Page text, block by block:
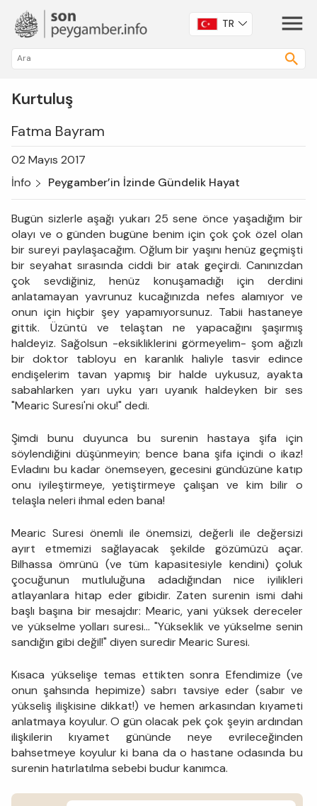
TR
Kurtuluş
Fatma Bayram
02 Mayıs 2017
İnfo
Peygamber’in İzinde Gündelik Hayat
Bugün sizlerle aşağı yukarı 25 sene önce yaşadığım bir
olayı ve o günden bugüne benim için çok çok özel olan
bir sureyi paylaşacağım. Oğlum bir yaşını henüz geçmişti
bir seyahat sırasında ciddi bir atak geçirdi. Canınızdan
çok sevdiğiniz, henüz konuşamadığı için derdini
anlatamayan yavrunuz kucağınızda nefes alamıyor ve
onun için hiçbir şey yapamıyorsunuz. Tabii hastaneye
gittik. Üzüntü ve telaştan ne yapacağını şaşırmış
haldeyiz. Sağolsun -eksikliklerini görmeyelim- şom ağızlı
bir doktor tabloyu en karanlık haliyle tasvir edince
endişelerim tavan yapmış bir halde uykusuz, ayakta
sabahlarken yarı uyku yarı uyanık haldeyken bir ses
"Mearic Suresi'ni oku!" dedi.
Şimdi bunu duyunca bu surenin hastaya şifa için
söylendiğini düşünmeyin; bence bana şifa içindi o ikaz!
Evladını bu kadar önemseyen, gecesini gündüzüne katıp
onu iyileştirmeye, yetiştirmeye çalışan ve kim bilir o
telaşla neleri ihmal eden bana!
Mearic Suresi önemli ile önemsizi, değerli ile değersizi
ayırt etmemizi sağlayacak şekilde gözümüzü açar.
Bilhassa ömrünü (ve tüm kapasitesiyle kendini) çoluk
çocuğunun mutluluğuna adadığından nice iyilikleri
atlayanlara hitap eder gibidir. Zaten surenin ismi dahi
başlı başına bir mesajdır: Mearic, yani yüksek dereceler
ve yükselme yolları suresi... "Yükseklik ve yükselme senin
sandığın gibi değil!" diyen suredir Mearic Suresi.
Kısaca yükselişe temas ettikten sonra Efendimize (ve
onun şahsında hepimize) sabrı tavsiye eder (sabır ve
yükseliş ilişkisine dikkat!) ve hemen arkasından kıyameti
anlatmaya koyulur. O gün olacak pek çok şeyin ardından
ilişkilerin kıyamet gününde neye evrileceğinden
bahsetmeye koyulur ki bana da o hastane odasında bu
surenin hatırlatılma sebebi budur kanımca.